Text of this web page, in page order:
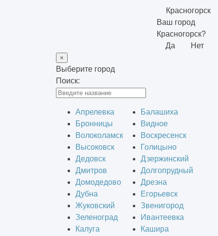
Красногорск
Ваш город
Красногорск?
Да
Нет
×
Выберите город
Поиск:
Апрелевка
Балашиха
Бронницы
Видное
Волоколамск
Воскресенск
Высоковск
Голицыно
Дедовск
Дзержинский
Дмитров
Долгопрудный
Домодедово
Дрезна
Дубна
Егорьевск
Жуковский
Звенигород
Зеленоград
Ивантеевка
Калуга
Кашира